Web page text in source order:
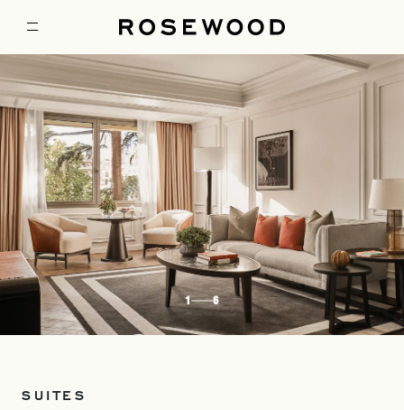
1 6
SUITES